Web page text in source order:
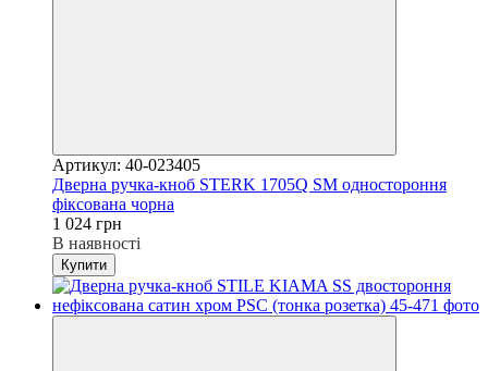
Артикул: 40-023405
Дверна ручка-кноб STERK 1705Q SM одностороння
фіксована чорна
1 024 грн
В наявності
Купити